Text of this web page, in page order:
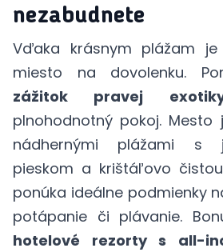
nezabudnete
Vďaka krásnym plážam
miesto na dovolenku.
zážitok pravej
plnohodnotný pokoj. Mesto
nádhernými plážami s
pieskom a krištáľovo
ponúka ideálne podmienky
potápanie či plávanie.
hotelové rezorty s all-